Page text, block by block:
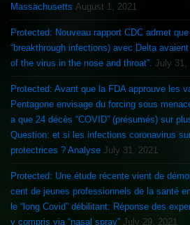
Massachusetts August 1, 2021
Protected: Nouveau rapport CDC admet
“breakthrough infections) avec Delta
of the virus in the nose and throat”. July 31,
Protected: Avant que la FDA approuve les
Pentagone envisage du forcing sous
a que 24 décès “COVID” (présumés) sur
Question: et si les infections coronavirus
protectrices ? Analyse July 31, 2021
Protected: Une étude récente vient de
cent de jeunes professionnels de la santé
le “long Covid” débilitant: Réponse des
y compris via “nasal spray” July 29, 2021